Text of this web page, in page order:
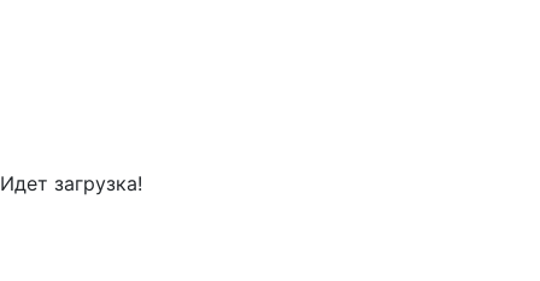
Идет загрузка!